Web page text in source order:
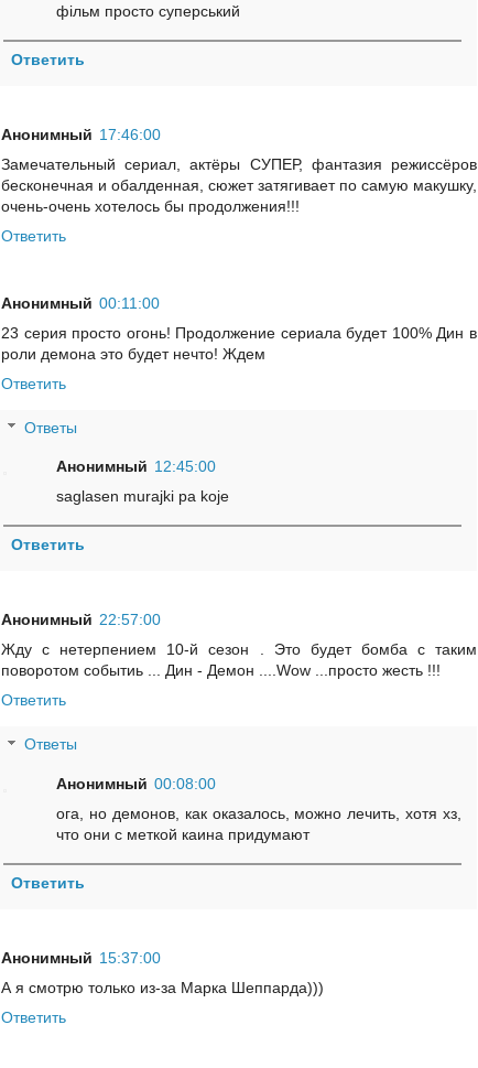
фільм просто суперський
Ответить
Анонимный 17:46:00
Замечательный сериал, актёры СУПЕР, фантазия режиссёров
бесконечная и обалденная, сюжет затягивает по самую макушку,
очень-очень хотелось бы продолжения!!!
Ответить
Анонимный 00:11:00
23 серия просто огонь! Продолжение сериала будет 100% Дин в
роли демона это будет нечто! Ждем
Ответить
Ответы
Анонимный 12:45:00
saglasen murajki pa koje
Ответить
Анонимный 22:57:00
Жду с нетерпением 10-й сезон . Это будет бомба с таким
поворотом событиь ... Дин - Демон ....Wow ...просто жесть !!!
Ответить
Ответы
Анонимный 00:08:00
ога, но демонов, как оказалось, можно лечить, хотя хз,
что они с меткой каина придумают
Ответить
Анонимный 15:37:00
А я смотрю только из-за Марка Шеппарда)))
Ответить